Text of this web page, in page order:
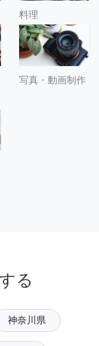
料理
写真・動画制作
る
神奈川県